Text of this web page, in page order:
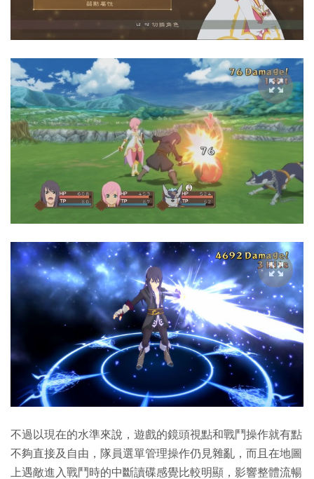
不過以現在的水準來說，遊戲的鏡頭視點和戰鬥操作就有點
不夠直接及自由，隊員選單管理操作仍見雜亂，而且在地圖
上遇敵進入戰鬥時的中斷讀碟感覺比較明顯，影響整體流暢